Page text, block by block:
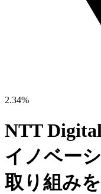
2.34%
NTT
イノベー
取り組み